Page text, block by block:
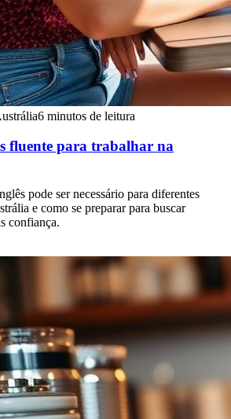
6 minutos de leitura
fluente para trabalhar na
pode ser necessário para diferentes
e como se preparar para buscar
confiança.